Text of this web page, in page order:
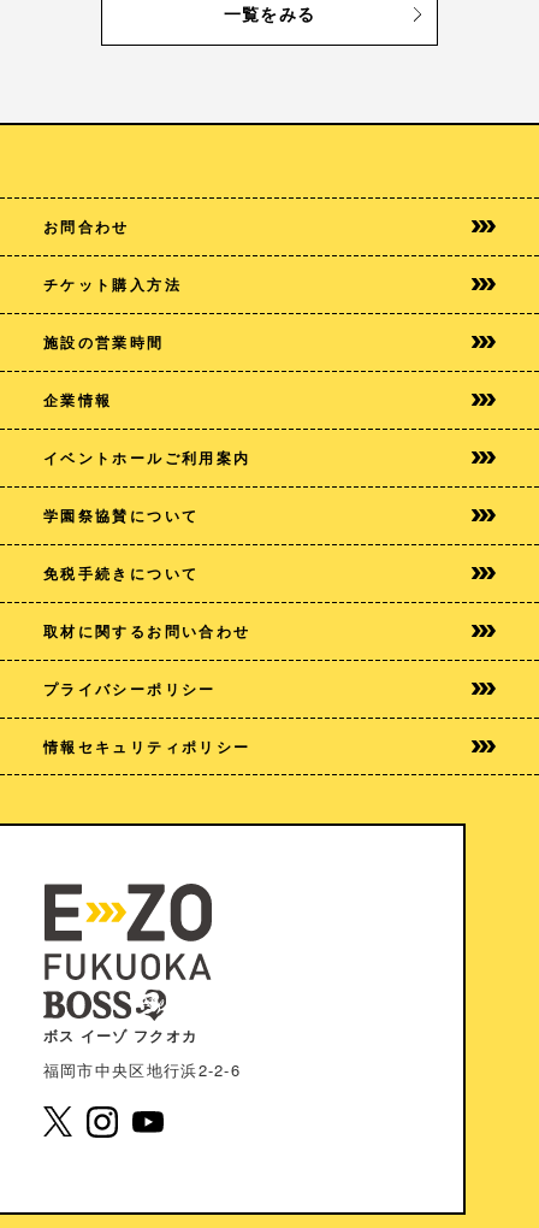
一覧をみる
ボス イーゾ フクオカ
福岡市中央区地⾏浜2-2-6
お問合わせ
チケット購入方法
施設の営業時間
企業情報
イベントホールご利用案内
学園祭協賛について
免税手続きについて
取材に関するお問い合わせ
プライバシーポリシー
情報セキュリティポリシー